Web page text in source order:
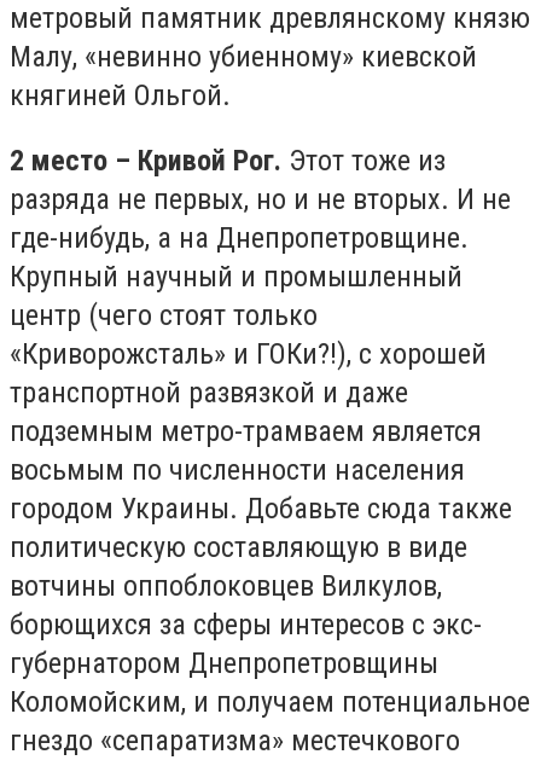
метровый памятник древлянскому князю
Малу, «невинно убиенному» киевской
княгиней Ольгой.
2 место – Кривой Рог. Этот тоже из
разряда не первых, но и не вторых. И не
где-нибудь, а на Днепропетровщине.
Крупный научный и промышленный
центр (чего стоят только
«Криворожсталь» и ГОКи?!), с хорошей
транспортной развязкой и даже
подземным метро-трамваем является
восьмым по численности населения
городом Украины. Добавьте сюда также
политическую составляющую в виде
вотчины оппоблоковцев Вилкулов,
борющихся за сферы интересов с экс-
губернатором Днепропетровщины
Коломойским, и получаем потенциальное
гнездо «сепаратизма» местечкового